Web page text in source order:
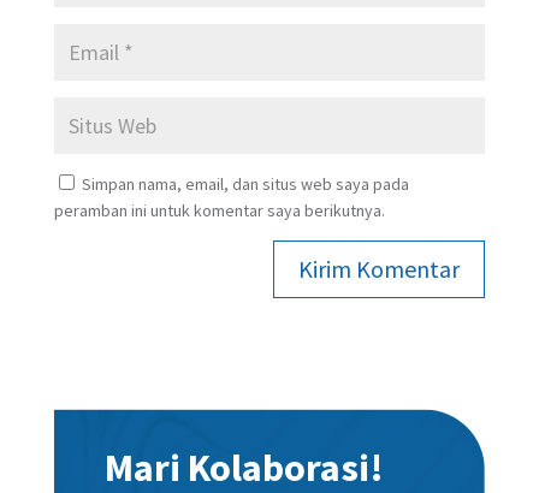
Simpan nama, email, dan situs web saya pada
peramban ini untuk komentar saya berikutnya.
Kirim Komentar
Mari Kolaborasi!